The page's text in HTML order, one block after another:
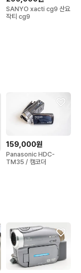
SANYO xacti cg9 산요
작티 cg9
159,000원
Panasonic HDC-
TM35 / 캠코더